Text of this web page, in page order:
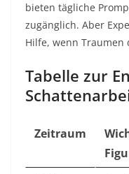
bieten tägliche
zugänglich. Aber
Hilfe, wenn Traumen
Tabelle zur
Zeitraum